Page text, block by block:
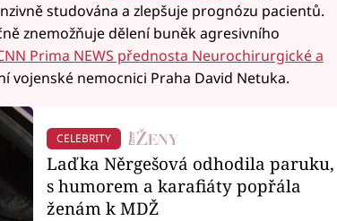
studována a zlepšuje prognózu pacientů.
znemožňuje dělení buněk agresivního
Prima NEWS přednosta Neurochirurgické a
vojenské nemocnici Praha David Netuka.
CELEBRITY
Laďka Něrgešová odhodila paruku,
s humorem a karafiáty popřála
ženám k MDŽ